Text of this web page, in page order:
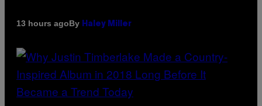
13 hours agoBy Haley Miller